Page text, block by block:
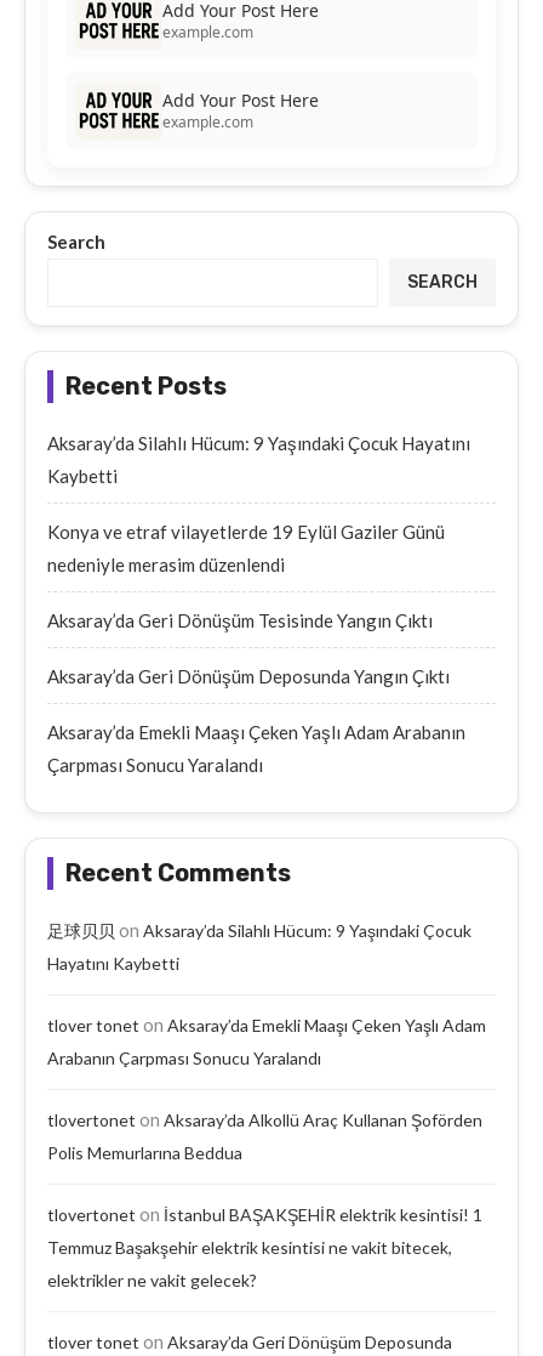
Add Your Post Here
example.com
Add Your Post Here
example.com
Search
SEARCH
Recent Posts
Aksaray’da Silahlı Hücum: 9 Yaşındaki Çocuk Hayatını
Kaybetti
Konya ve etraf vilayetlerde 19 Eylül Gaziler Günü
nedeniyle merasim düzenlendi
Aksaray’da Geri Dönüşüm Tesisinde Yangın Çıktı
Aksaray’da Geri Dönüşüm Deposunda Yangın Çıktı
Aksaray’da Emekli Maaşı Çeken Yaşlı Adam Arabanın
Çarpması Sonucu Yaralandı
Recent Comments
足球贝贝 on Aksaray’da Silahlı Hücum: 9 Yaşındaki Çocuk
Hayatını Kaybetti
tlover tonet on Aksaray’da Emekli Maaşı Çeken Yaşlı Adam
Arabanın Çarpması Sonucu Yaralandı
tlovertonet on Aksaray’da Alkollü Araç Kullanan Şoförden
Polis Memurlarına Beddua
tlovertonet on İstanbul BAŞAKŞEHİR elektrik kesintisi! 1
Temmuz Başakşehir elektrik kesintisi ne vakit bitecek,
elektrikler ne vakit gelecek?
tlover tonet on Aksaray’da Geri Dönüşüm Deposunda